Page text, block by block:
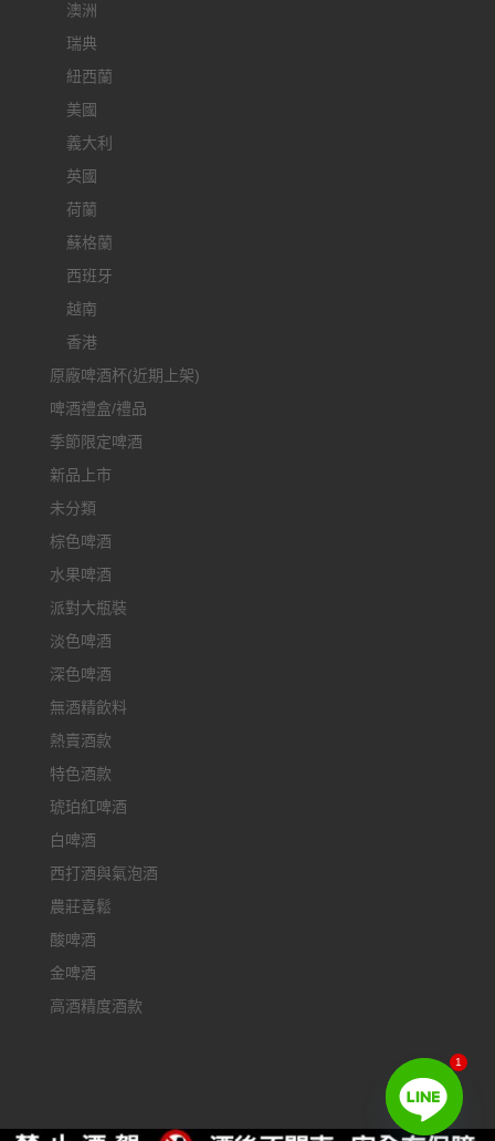
澳洲
瑞典
紐西蘭
美國
義大利
英國
荷蘭
蘇格蘭
西班牙
越南
香港
原廠啤酒杯(近期上架)
啤酒禮盒/禮品
季節限定啤酒
新品上市
未分類
棕色啤酒
水果啤酒
派對大瓶裝
淡色啤酒
深色啤酒
無酒精飲料
熱賣酒款
特色酒款
琥珀紅啤酒
白啤酒
西打酒與氣泡酒
農莊喜鬆
酸啤酒
金啤酒
高酒精度酒款
1